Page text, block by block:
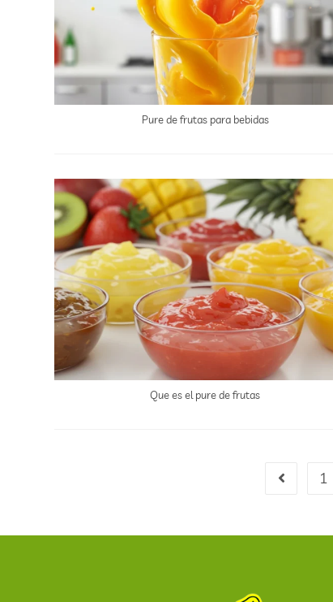
Pure de frutas para bebidas
Que es el pure de frutas
1